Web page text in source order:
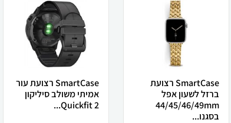
SmartCase רצועת
ברזל לשעון אפל
44/45/46/49mm
בסגנו...
SmartCase רצועת עור
אמיתי משולב סיליקון
Quickfit 2...